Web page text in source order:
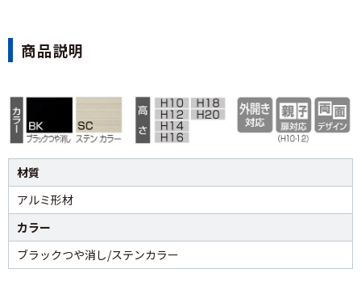
商品説明
材質
アルミ形材
カラー
ブラックつや消し/ステンカラー